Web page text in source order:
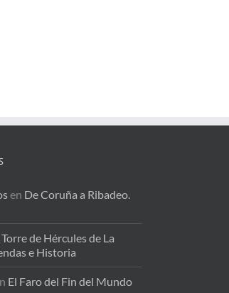
en De Coruña a Ribadeo.
Torre de Hércules de La
e Historia
El Faro del Fin del Mundo